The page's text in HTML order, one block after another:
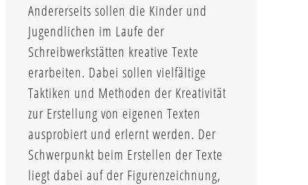
Andererseits sollen die Kinder und
Jugendlichen im Laufe der
Schreibwerkstätten kreative Texte
erarbeiten. Dabei sollen vielfältige
Taktiken und Methoden der Kreativität
zur Erstellung von eigenen Texten
ausprobiert und erlernt werden. Der
Schwerpunkt beim Erstellen der Texte
liegt dabei auf der Figurenzeichnung,